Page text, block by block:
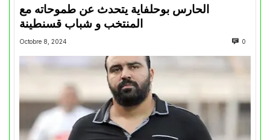
الحارس بوحلفاية يتحدث عن طموحاته مع
المنتخب و شباب قسنطينة
Octobre 8, 2024 0